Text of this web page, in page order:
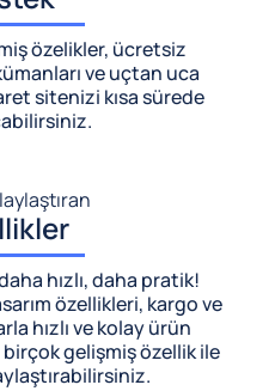
özelikler, ücretsiz
ve uçtan uca
sitenizi kısa sürede
hızlı, daha pratik!
özellikleri, kargo ve
hızlı ve kolay ürün
gelişmiş özellik ile